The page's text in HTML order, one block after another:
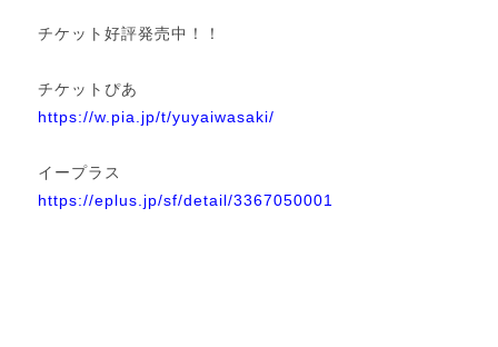
チケット好評発売中！！
チケットぴあ
https://w.pia.jp/t/yuyaiwasaki/
イープラス
https://eplus.jp/sf/detail/3367050001